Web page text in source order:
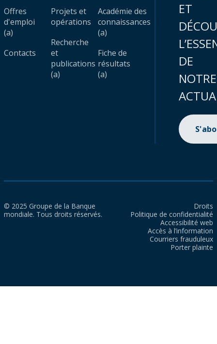
Offres
d'emploi
(a)
Contacts
Projets et
opérations
Recherche
et
publications
(a)
Académie des
connaissances
(a)
Fiche de
résultats
(a)
ET
DE
NOTRE
© 2025 Groupe de la Banque
mondiale. Tous droits réservés.
Droits
Politique de confidentialité
Accessibilité web
Accès à l’information
Courriers frauduleux
Porter plainte